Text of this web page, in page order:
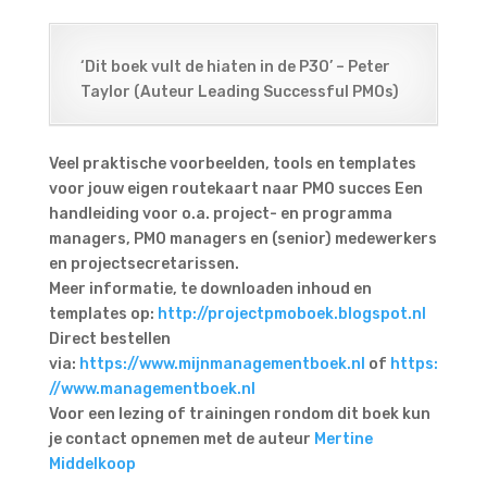
‘Dit boek vult de hiaten in de P3O’ – Peter
Taylor (Auteur Leading Successful PMOs)
Veel praktische voorbeelden, tools en templates
voor jouw eigen routekaart naar PMO succes Een
handleiding voor o.a. project- en programma
managers, PMO managers en (senior) medewerkers
en projectsecretarissen.
Meer informatie, te downloaden inhoud en
templates op: http://projectpmoboek.blogspot.nl
Direct bestellen
via: https://www.mijnmanagementboek.nl of https:
//www.managementboek.nl
Voor een lezing of trainingen rondom dit boek kun
je contact opnemen met de auteur Mertine
Middelkoop